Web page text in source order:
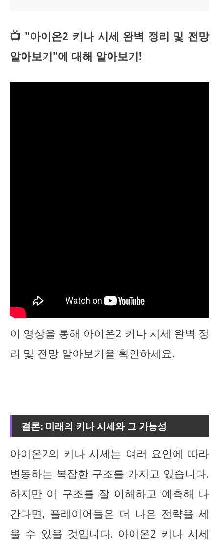
📺 "아이온2 키나 시세 완벽 정리 및 전망
알아보기"에 대해 알아보기!
이 영상을 통해 아이온2 키나 시세 완벽 정
리 및 전망 알아보기을 확인하세요.
결론: 미래의 키나 시세와 그 가능성
아이온2의 키나 시세는 여러 요인에 따라
변동하는 복잡한 구조를 가지고 있습니다.
하지만 이 구조를 잘 이해하고 예측해 나
간다면, 플레이어들은 더 나은 전략을 세
울 수 있을 것입니다. 아이온2 키나 시세